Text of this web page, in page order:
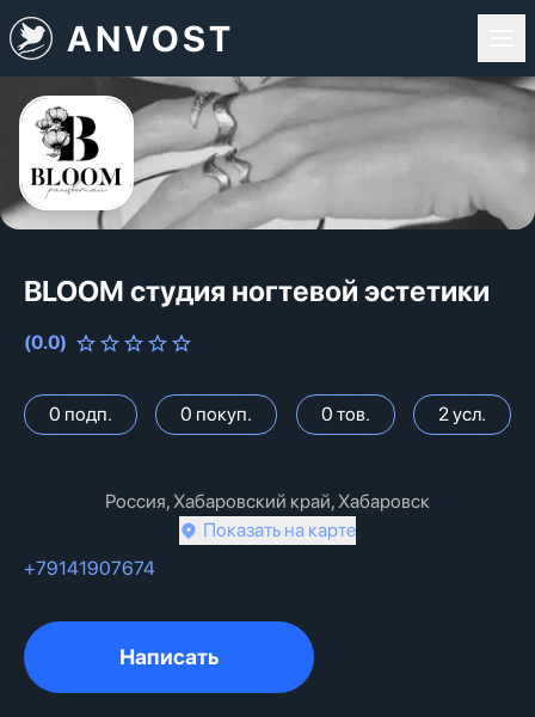
ANVOST
BLOOM студия ногтевой эстетики
(0.0)
0 подп. 0 покуп. 0 тов. 2усл.
Россия, Хабаровский край, Хабаровск
Показать на карте
+79141907674
Написать